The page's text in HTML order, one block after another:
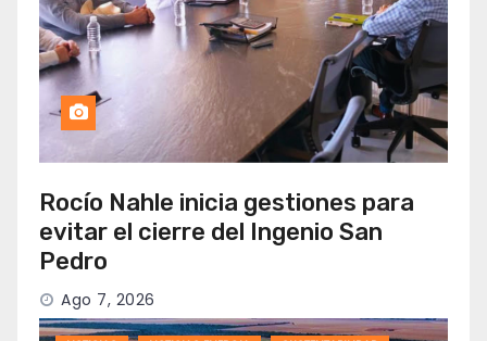
Rocío Nahle inicia gestiones para
evitar el cierre del Ingenio San
Pedro
Ago 7, 2026